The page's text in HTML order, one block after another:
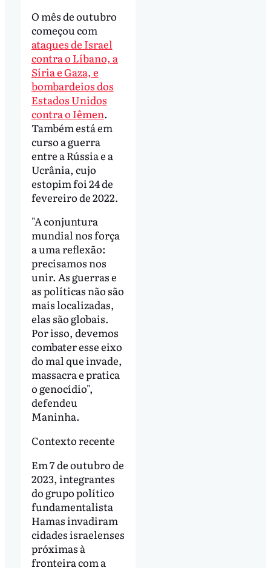
O mês de outubro
começou com
ataques de Israel
contra o Líbano, a
Síria e Gaza, e
bombardeios dos
Estados Unidos
contra o Iêmen.
Também está em
curso a guerra
entre a Rússia e a
Ucrânia, cujo
estopim foi 24 de
fevereiro de 2022.
"A conjuntura
mundial nos força
a uma reflexão:
precisamos nos
unir. As guerras e
as políticas não são
mais localizadas,
elas são globais.
Por isso, devemos
combater esse eixo
do mal que invade,
massacra e pratica
o genocídio",
defendeu
Maninha.
Contexto recente
Em 7 de outubro de
2023, integrantes
do grupo político
fundamentalista
Hamas invadiram
cidades israelenses
próximas à
fronteira com a